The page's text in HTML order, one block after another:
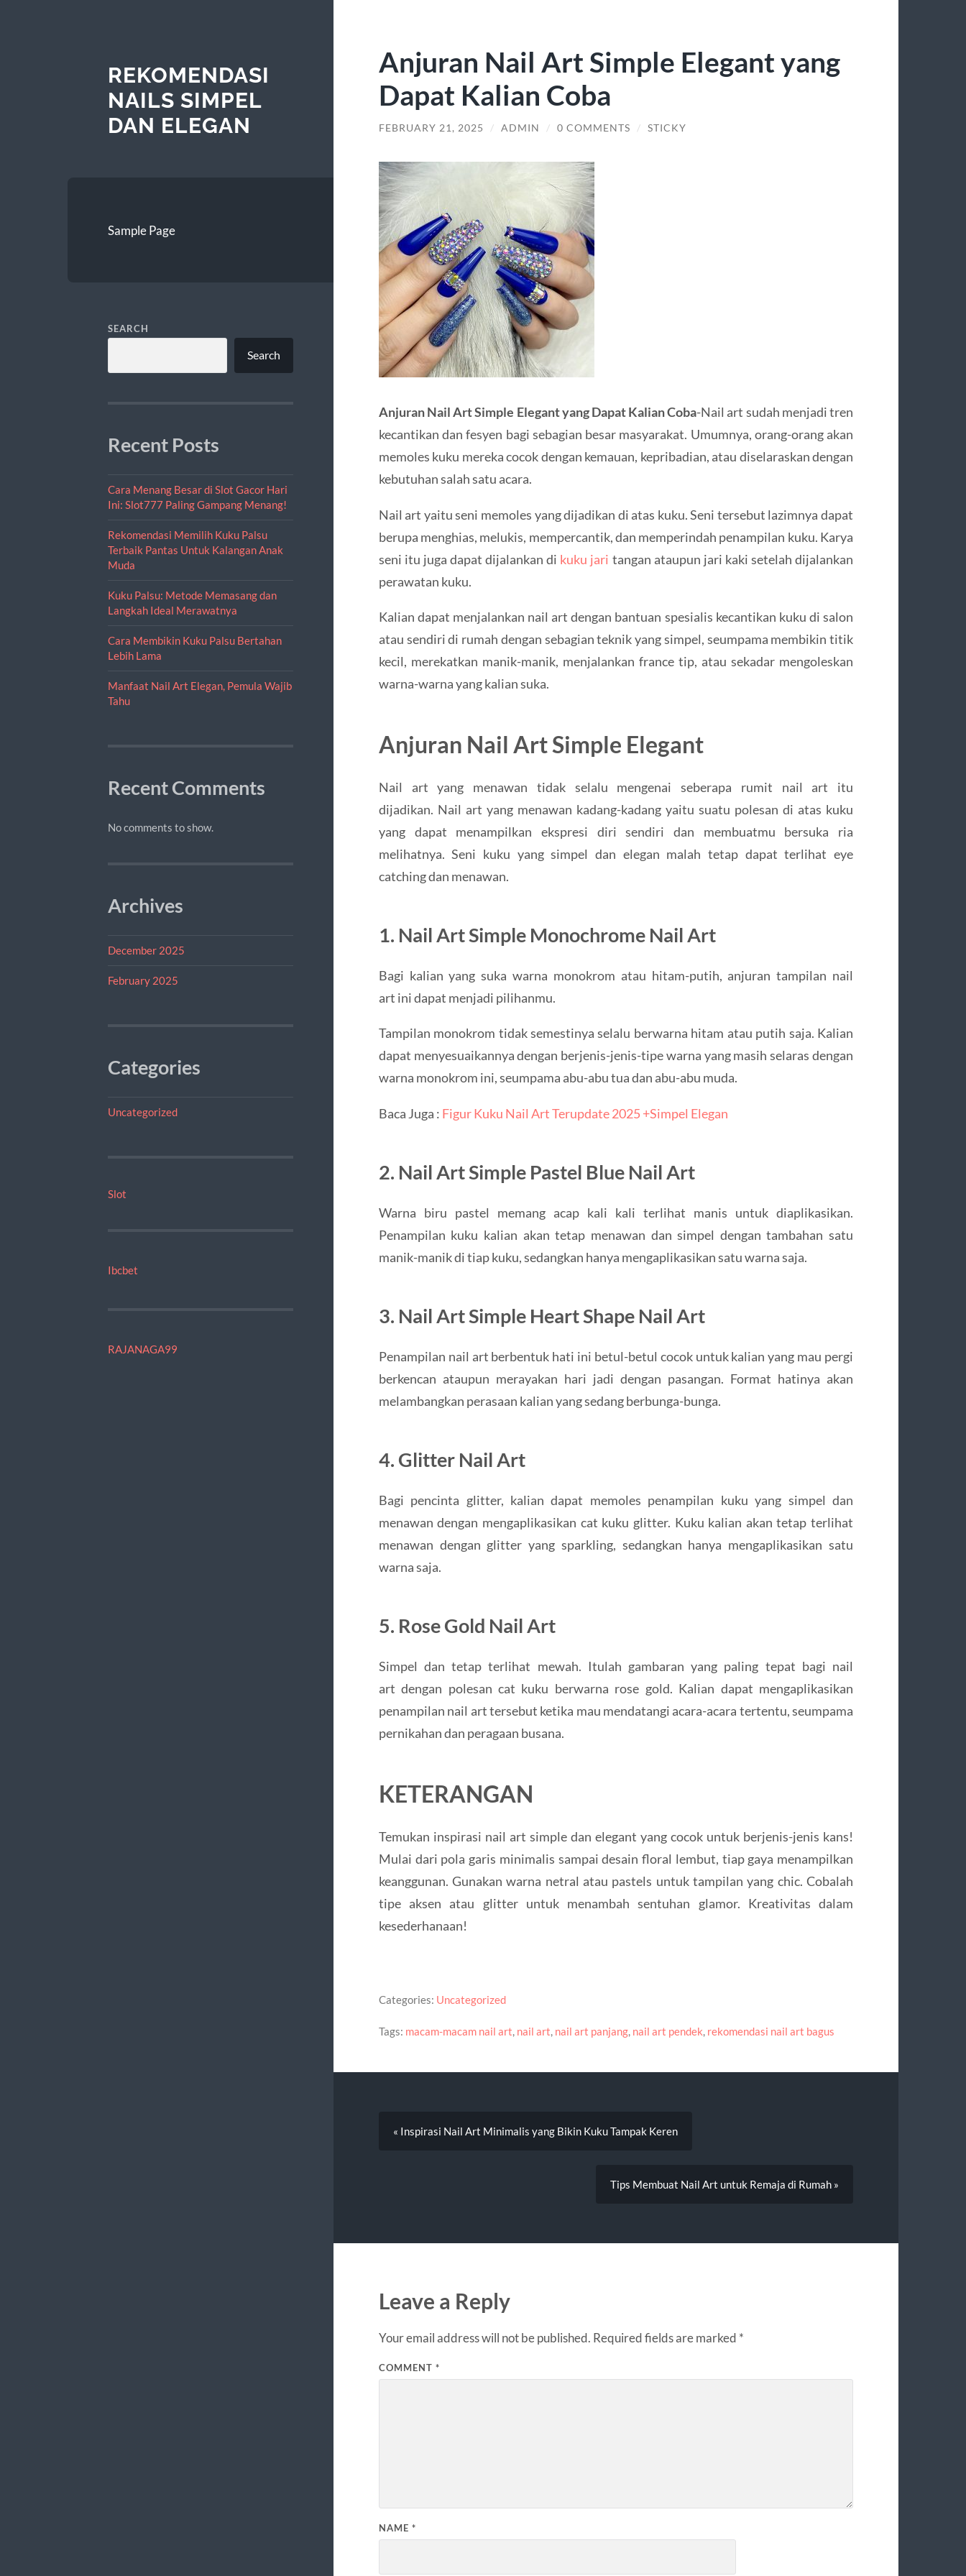
REKOMENDASI
NAILS SIMPEL
DAN ELEGAN
Sample Page
SEARCH
Search
Recent Posts
Cara Menang Besar di Slot Gacor Hari
Ini: Slot777 Paling Gampang Menang!
Rekomendasi Memilih Kuku Palsu
Terbaik Pantas Untuk Kalangan Anak
Muda
Kuku Palsu: Metode Memasang dan
Langkah Ideal Merawatnya
Cara Membikin Kuku Palsu Bertahan
Lebih Lama
Manfaat Nail Art Elegan, Pemula Wajib
Tahu
Recent Comments
No comments to show.
Archives
December 2025
February 2025
Categories
Uncategorized
Slot
Ibcbet
RAJANAGA99
Anjuran Nail Art Simple Elegant yang
Dapat Kalian Coba
FEBRUARY 21, 2025 / ADMIN / 0 COMMENTS / STICKY
Anjuran Nail Art Simple Elegant yang Dapat Kalian Coba-Nail art sudah menjadi tren
kecantikan dan fesyen bagi sebagian besar masyarakat. Umumnya, orang-orang akan
memoles kuku mereka cocok dengan kemauan, kepribadian, atau diselaraskan dengan
kebutuhan salah satu acara.
Nail art yaitu seni memoles yang dijadikan di atas kuku. Seni tersebut lazimnya dapat
berupa menghias, melukis, mempercantik, dan memperindah penampilan kuku. Karya
seni itu juga dapat dijalankan di kuku jari tangan ataupun jari kaki setelah dijalankan
perawatan kuku.
Kalian dapat menjalankan nail art dengan bantuan spesialis kecantikan kuku di salon
atau sendiri di rumah dengan sebagian teknik yang simpel, seumpama membikin titik
kecil, merekatkan manik-manik, menjalankan france tip, atau sekadar mengoleskan
warna-warna yang kalian suka.
Anjuran Nail Art Simple Elegant
Nail art yang menawan tidak selalu mengenai seberapa rumit nail art itu
dijadikan. Nail art yang menawan kadang-kadang yaitu suatu polesan di atas kuku
yang dapat menampilkan ekspresi diri sendiri dan membuatmu bersuka ria
melihatnya. Seni kuku yang simpel dan elegan malah tetap dapat terlihat eye
catching dan menawan.
1. Nail Art Simple Monochrome Nail Art
Bagi kalian yang suka warna monokrom atau hitam-putih, anjuran tampilan nail
art ini dapat menjadi pilihanmu.
Tampilan monokrom tidak semestinya selalu berwarna hitam atau putih saja. Kalian
dapat menyesuaikannya dengan berjenis-jenis-tipe warna yang masih selaras dengan
warna monokrom ini, seumpama abu-abu tua dan abu-abu muda.
Baca Juga : Figur Kuku Nail Art Terupdate 2025 +Simpel Elegan
2. Nail Art Simple Pastel Blue Nail Art
Warna biru pastel memang acap kali kali terlihat manis untuk diaplikasikan.
Penampilan kuku kalian akan tetap menawan dan simpel dengan tambahan satu
manik-manik di tiap kuku, sedangkan hanya mengaplikasikan satu warna saja.
3. Nail Art Simple Heart Shape Nail Art
Penampilan nail art berbentuk hati ini betul-betul cocok untuk kalian yang mau pergi
berkencan ataupun merayakan hari jadi dengan pasangan. Format hatinya akan
melambangkan perasaan kalian yang sedang berbunga-bunga.
4. Glitter Nail Art
Bagi pencinta glitter, kalian dapat memoles penampilan kuku yang simpel dan
menawan dengan mengaplikasikan cat kuku glitter. Kuku kalian akan tetap terlihat
menawan dengan glitter yang sparkling, sedangkan hanya mengaplikasikan satu
warna saja.
5. Rose Gold Nail Art
Simpel dan tetap terlihat mewah. Itulah gambaran yang paling tepat bagi nail
art dengan polesan cat kuku berwarna rose gold. Kalian dapat mengaplikasikan
penampilan nail art tersebut ketika mau mendatangi acara-acara tertentu, seumpama
pernikahan dan peragaan busana.
KETERANGAN
Temukan inspirasi nail art simple dan elegant yang cocok untuk berjenis-jenis kans!
Mulai dari pola garis minimalis sampai desain floral lembut, tiap gaya menampilkan
keanggunan. Gunakan warna netral atau pastels untuk tampilan yang chic. Cobalah
tipe aksen atau glitter untuk menambah sentuhan glamor. Kreativitas dalam
kesederhanaan!
Categories: Uncategorized
Tags: macam-macam nail art, nail art, nail art panjang, nail art pendek, rekomendasi nail art bagus
« Inspirasi Nail Art Minimalis yang Bikin Kuku Tampak Keren
Tips Membuat Nail Art untuk Remaja di Rumah »
Leave a Reply
Your email address will not be published. Required fields are marked *
COMMENT *
NAME *